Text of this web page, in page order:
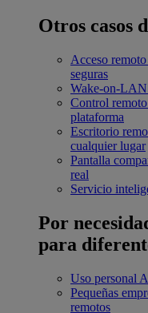
Otros casos
Acceso remoto
seguras
Wake-on-LAN
Control remoto
plataforma
Escritorio
cualquier lugar
Pantalla
real
Servicio
Por
para
Uso personal
Pequeñas
remotos